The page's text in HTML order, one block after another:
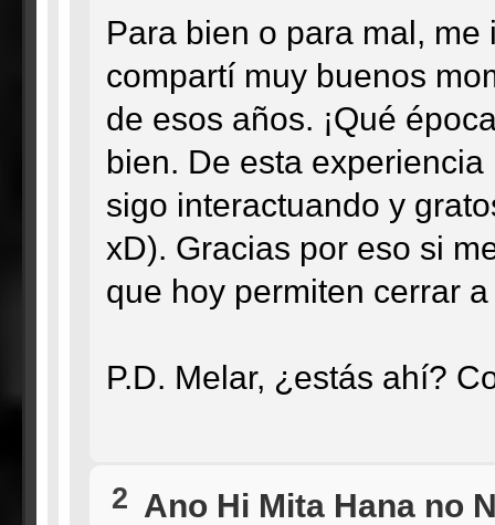
Para bien o para mal,
compartí muy buenos
de esos años. ¡Qué
bien. De esta
sigo interactuando y
xD). Gracias por eso si
que hoy permiten cerrar
P.D. Melar, ¿estás ahí?
2 Ano Hi Mita Hana no